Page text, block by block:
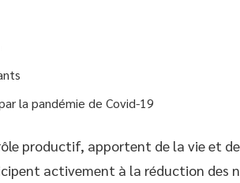
la pandémie de Covid-19
productif, apportent de la vie et
activement à la réduction des